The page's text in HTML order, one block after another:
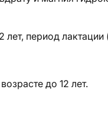
лет, период
до 12 лет.